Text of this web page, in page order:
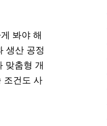
봐야 해
생산 공정
맞춤형 개
조건도 사